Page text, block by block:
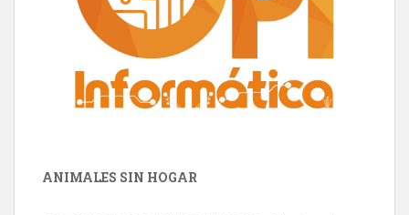
ANIMALES SIN HOGAR